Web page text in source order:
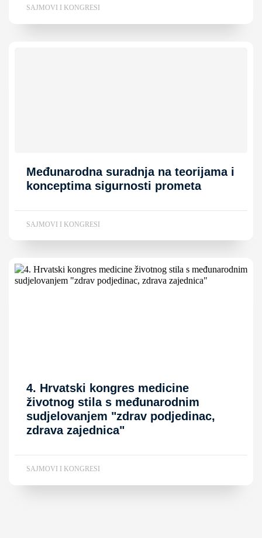
SAJMOVI I KONGRESI
Međunarodna suradnja na teorijama i
konceptima sigurnosti prometa
SAJMOVI I KONGRESI
4. Hrvatski kongres medicine
životnog stila s međunarodnim
sudjelovanjem "zdrav podjedinac,
zdrava zajednica"
SAJMOVI I KONGRESI